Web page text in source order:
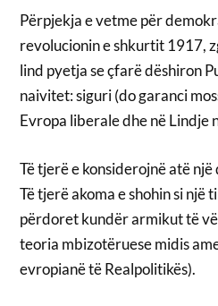
Përpjekja e vetme për
revolucionin e shkurtit 1917,
lind pyetja se çfarë dëshiron
naivitet: siguri (do garanci
Evropa liberale dhe në Lindje
Të tjerë e konsiderojnë atë
Të tjerë akoma e shohin si një
përdoret kundër armikut të
teoria mbizotëruese midis
evropianë të Realpolitikës).